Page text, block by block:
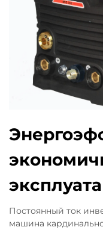
Постоянный ток
машина